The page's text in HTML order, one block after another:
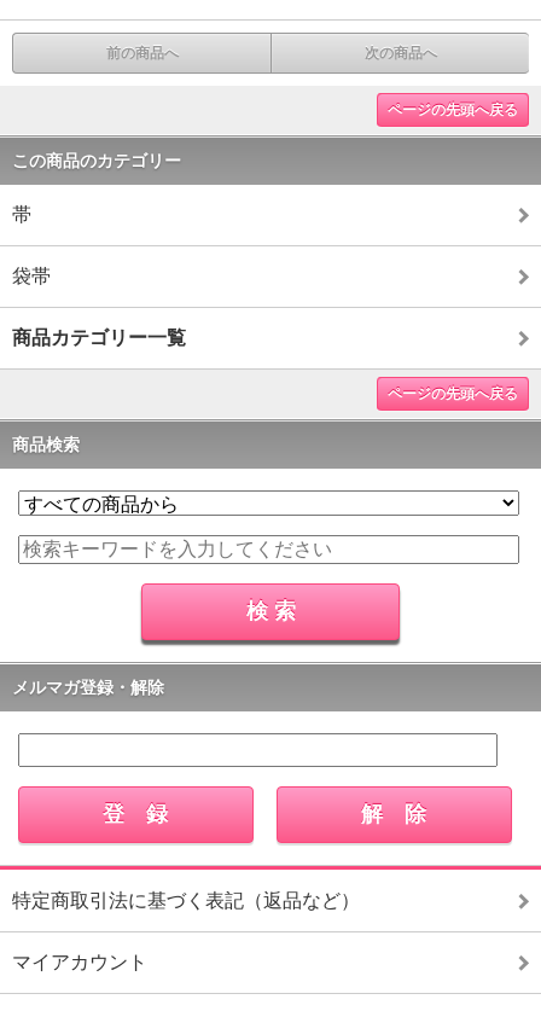
前の商品へ 次の商品へ
ページの先頭へ戻る
この商品のカテゴリー
帯
袋帯
商品カテゴリー一覧
ページの先頭へ戻る
商品検索
メルマガ登録・解除
特定商取引法に基づく表記（返品など）
マイアカウント